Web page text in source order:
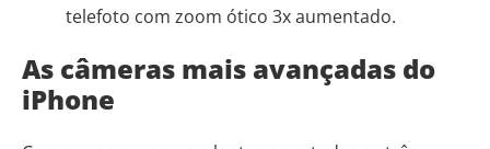
telefoto com zoom ótico 3x aumentado.
As câmeras mais avançadas do
iPhone